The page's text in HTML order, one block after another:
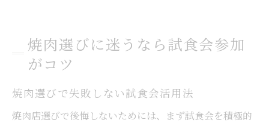
焼肉選びに迷うなら試食会参加
がコツ
焼肉選びで失敗しない試食会活用法
焼肉店選びで後悔しないためには、まず試食会を積極的